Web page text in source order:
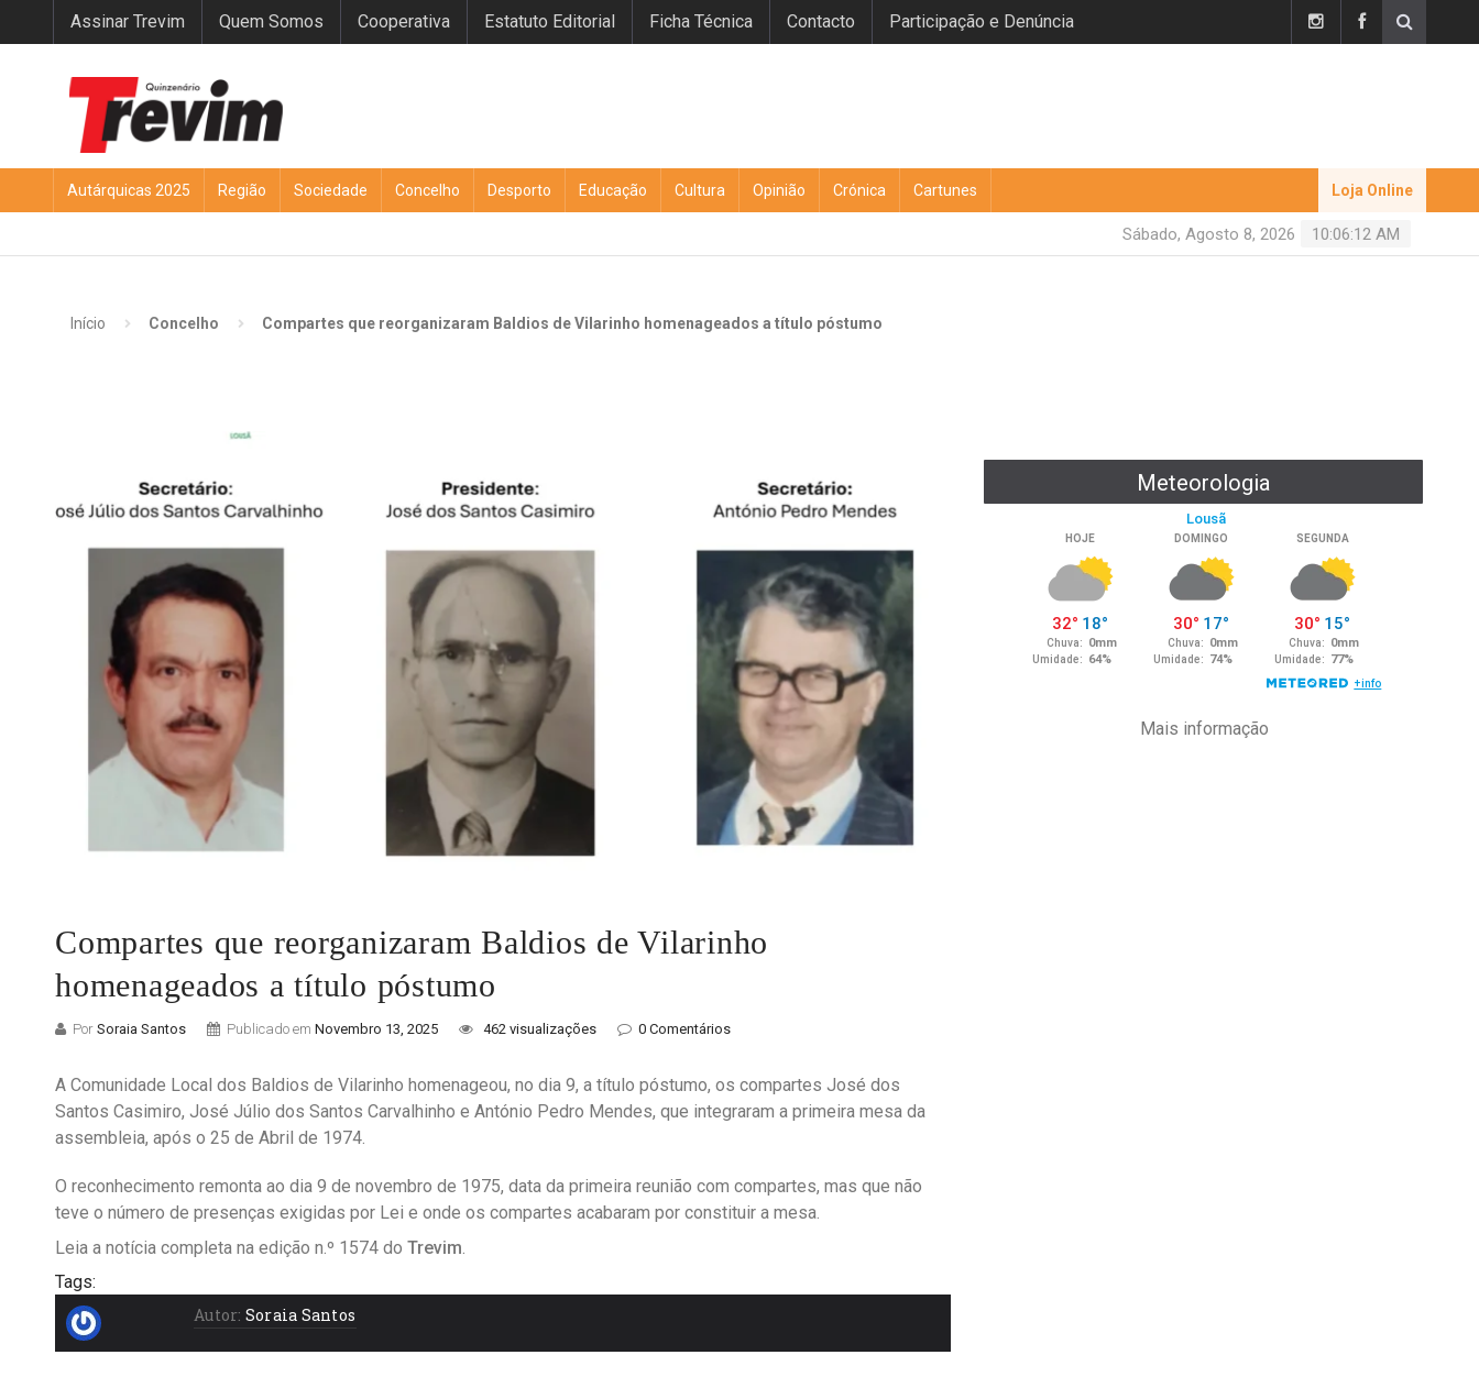
Assinar Trevim Quem Somos Cooperativa Estatuto Editorial Ficha Técnica Contacto Participação e Denúncia
Autárquicas 2025 Região Sociedade Concelho Desporto Educação Cultura Opinião Crónica Cartunes Loja Online
10:06:12 AM
Sábado, Agosto 8, 2026
Início Concelho Compartes que reorganizaram Baldios de Vilarinho homenageados a título póstumo
Compartes que reorganizaram Baldios de Vilarinho
homenageados a título póstumo
Por Soraia Santos Publicado em Novembro 13, 2025 462 visualizações 0 Comentários
A Comunidade Local dos Baldios de Vilarinho homenageou, no dia 9, a título póstumo, os compartes José dos
Santos Casimiro, José Júlio dos Santos Carvalhinho e António Pedro Mendes, que integraram a primeira mesa da
assembleia, após o 25 de Abril de 1974.
O reconhecimento remonta ao dia 9 de novembro de 1975, data da primeira reunião com compartes, mas que não
teve o número de presenças exigidas por Lei e onde os compartes acabaram por constituir a mesa.
Leia a notícia completa na edição n.º 1574 do Trevim.
Tags:
Autor: Soraia Santos
Meteorologia
Mais informação